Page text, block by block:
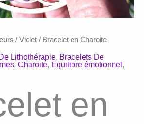
/ Violet / Bracelet en Charoite
Lithothérapie, Bracelets De
, Charoite, Equilibre émotionnel ,
en